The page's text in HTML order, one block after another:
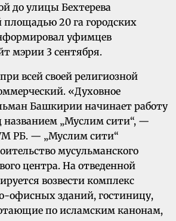
до улицы Бехтерева
площадью 20 га городских
уфимцев
мэрии 3 сентября.
всей своей религиозной
«Духовное
Башкирии начинает работу
названием „Муслим сити“, —
РБ. — „Муслим сити“
мусульманского
центра. На отведенной
возвести комплекс
офисных зданий, гостиницу,
по исламским канонам,